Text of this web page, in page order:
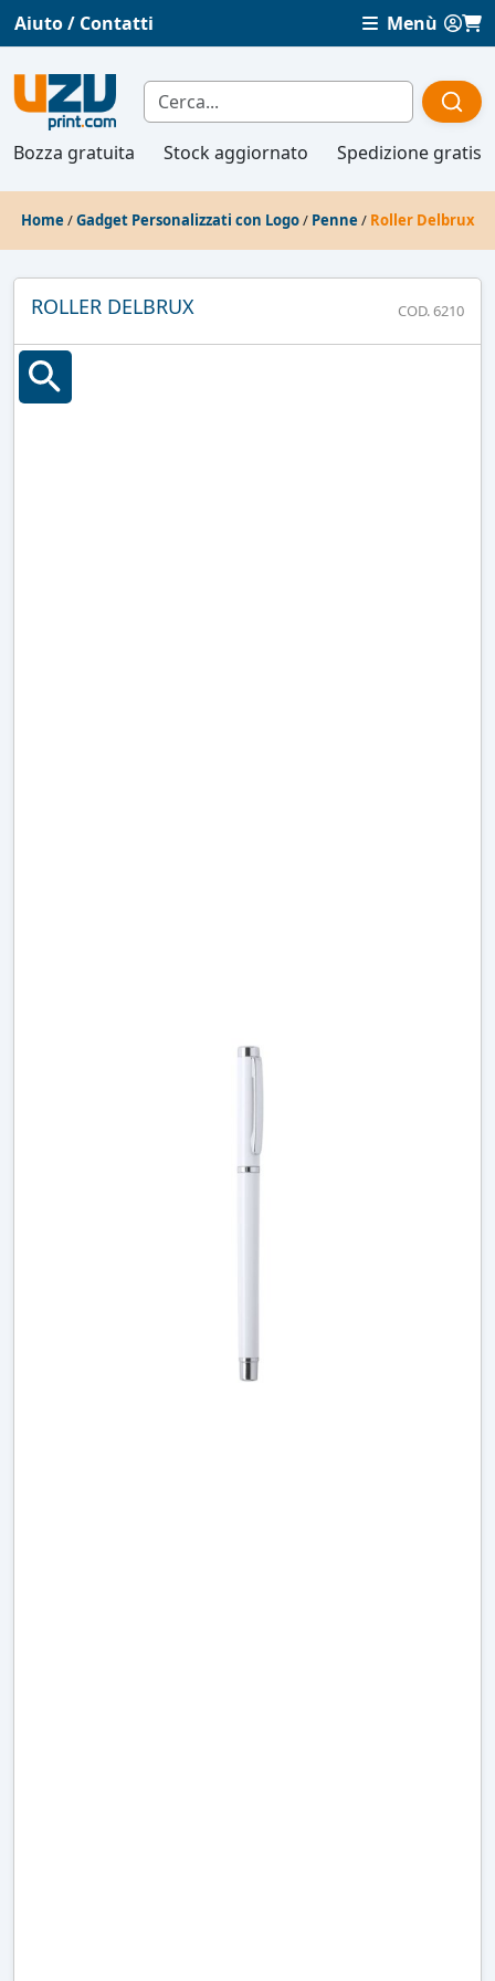
Aiuto / Contatti Menù
Bozza gratuita Stock aggiornato Spedizione gratis
Home /Gadget Personalizzati con Logo/ Penne / Roller Delbrux
ROLLER DELBRUX COD. 6210